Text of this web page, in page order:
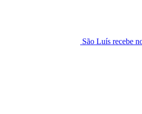
São Luís recebe